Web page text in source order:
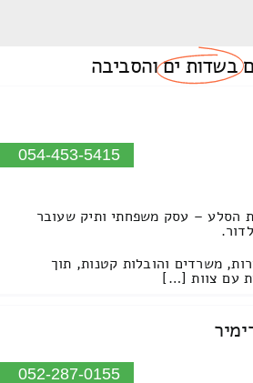
בשדות יםוהסביבה
054-453-5415
הסלע – עסק משפחתי ותיק שעובר
משרדים והובלות קטנות, תוך
עם צוות […]
052-287-0155